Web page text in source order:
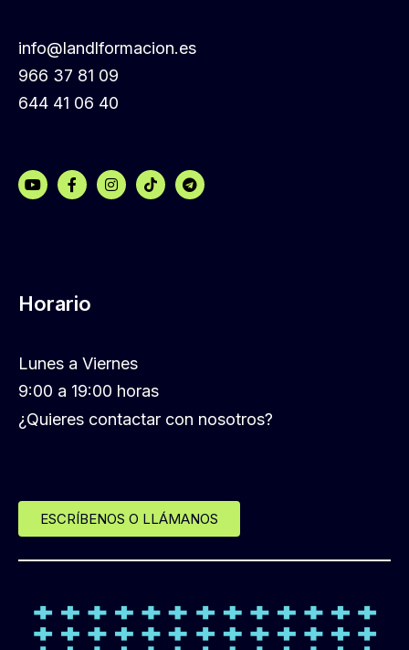
info@landlformacion.es
966 37 81 09
644 41 06 40
Horario
Lunes a Viernes
9:00 a 19:00 horas
¿Quieres contactar con nosotros?
ESCRÍBENOS O LLÁMANOS